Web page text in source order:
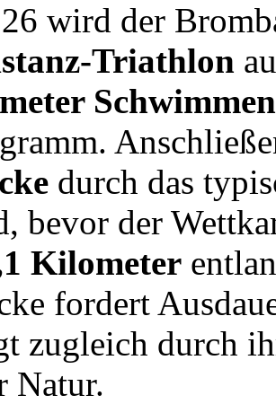
wird der
Triathlon
Schwimmen
durch das
bevor der
Kilometer
fordert
zugleich durch
Natur.